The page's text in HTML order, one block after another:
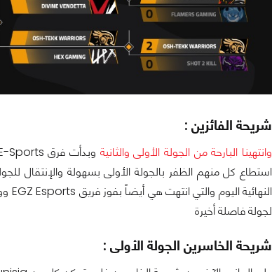
شريحة الفائزين :
وانتهينا البارحة من الجولة الأولى والثانية
لجولة فاصلة أخيرة
شريحة الخاسرين الجولة الأولى :